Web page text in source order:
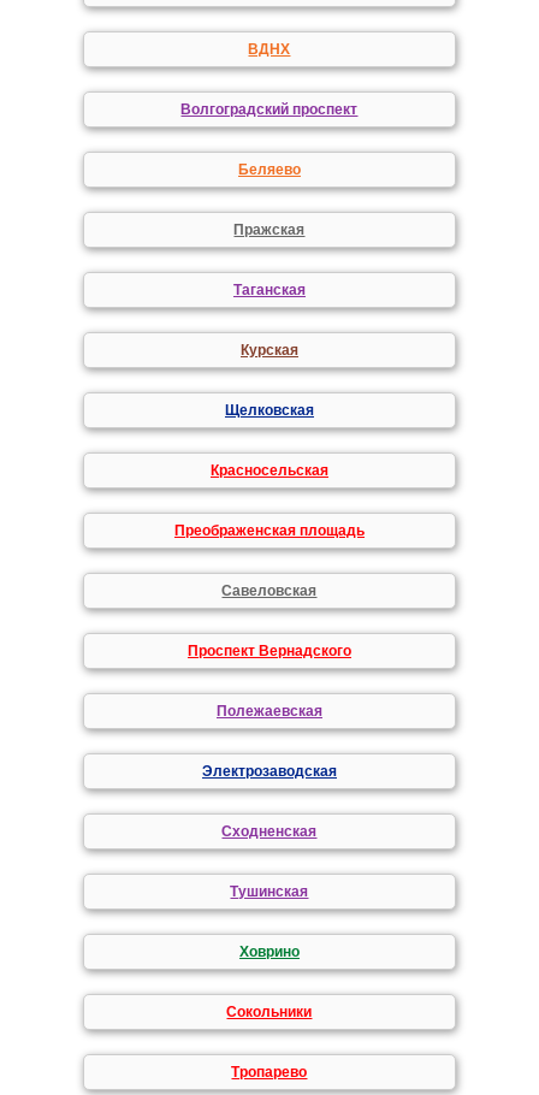
ВДНХ
Волгоградский проспект
Беляево
Пражская
Таганская
Курская
Щелковская
Красносельская
Преображенская площадь
Савеловская
Проспект Вернадского
Полежаевская
Электрозаводская
Сходненская
Тушинская
Ховрино
Сокольники
Тропарево